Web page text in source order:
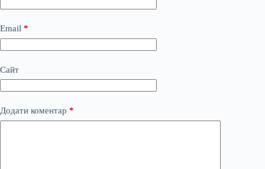
Email *
Сайт
Додати коментар *